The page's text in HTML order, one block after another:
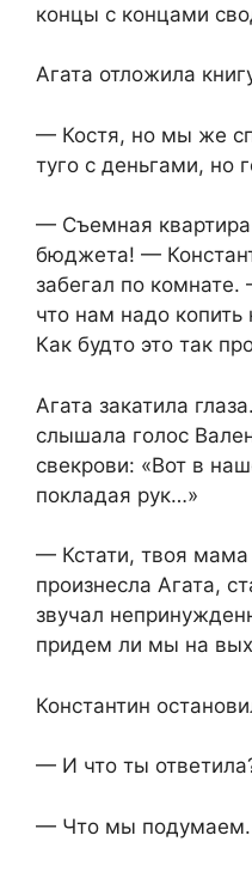
концы с концами
Агата отложила
— Костя, но мы же
туго с деньгами, но
— Съемная
бюджета! —
забегал по
что нам надо
Как будто это так
Агата закатила
слышала голос
свекрови: «Вот в
покладая рук…»
— Кстати, твоя
произнесла Агата,
звучал
придем ли мы на
Константин
— И что ты
— Что мы подумаем.